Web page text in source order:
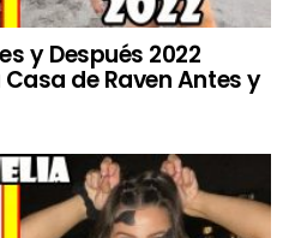
y Después 2022
de Raven Antes y